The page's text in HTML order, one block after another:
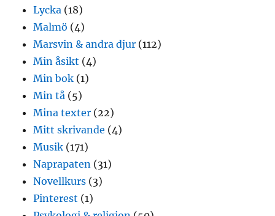
Lycka (18)
Malmö (4)
Marsvin & andra djur (112)
Min åsikt (4)
Min bok (1)
Min tå (5)
Mina texter (22)
Mitt skrivande (4)
Musik (171)
Naprapaten (31)
Novellkurs (3)
Pinterest (1)